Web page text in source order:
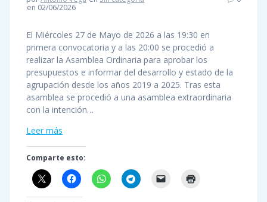
en 02/06/2026
El Miércoles 27 de Mayo de 2026 a las 19:30 en
primera convocatoria y a las 20:00 se procedió a
realizar la Asamblea Ordinaria para aprobar los
presupuestos e informar del desarrollo y estado de la
agrupación desde los años 2019 a 2025. Tras esta
asamblea se procedió a una asamblea extraordinaria
con la intención…
Leer más
Comparte esto: